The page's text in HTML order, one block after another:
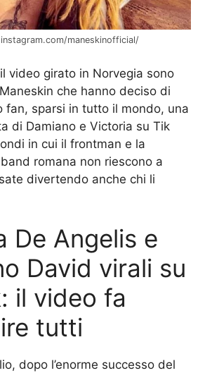
maneskinofficial/
video girato in Norvegia sono
che hanno deciso di
fan, sparsi in tutto il mondo, una
di Damiano e Victoria su Tik
in cui il frontman e la
romana non riescono a
divertendo anche chi li
De Angelis e
David virali su
il video fa
tutti
dopo l’enorme successo del